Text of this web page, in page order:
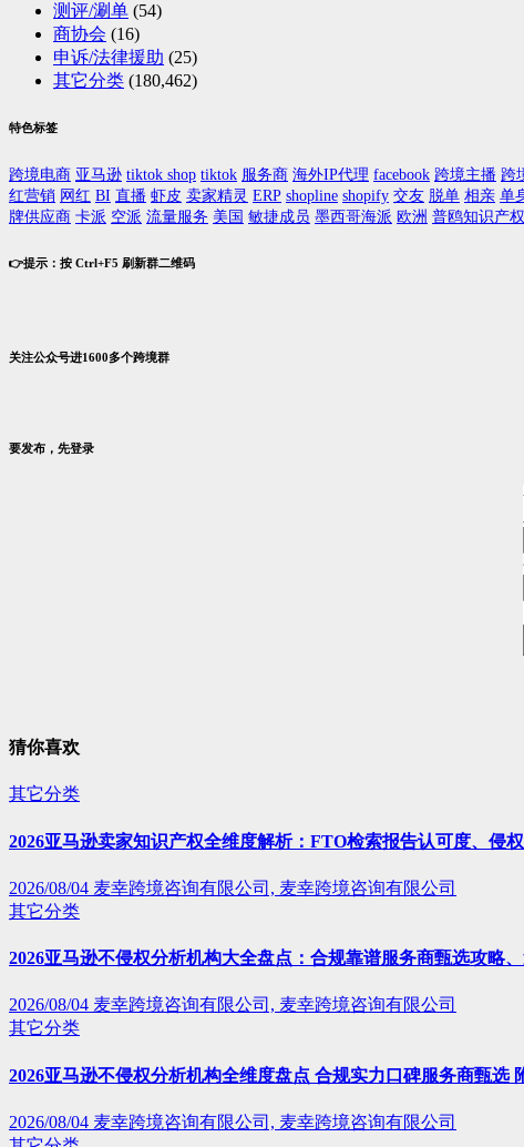
测评/涮单 (54)
商协会 (16)
申诉/法律援助 (25)
其它分类 (180,462)
特色标签
跨境电商 亚马逊 tiktok shop tiktok 服务商 海外IP代理 facebook 跨境主播 跨
红营销 网红 BI 直播 虾皮 卖家精灵 ERP shopline shopify 交友 脱单 相亲 单
牌供应商 卡派 空派 流量服务 美国 敏捷成员 墨西哥海派 欧洲 普鸥知识产权
👉提示：按 Ctrl+F5 刷新群二维码
关注公众号进1600多个跨境群
要发布，先登录
猜你喜欢
其它分类
2026亚马逊卖家知识产权全维度解析：FTO检索报告认可度、侵
2026/08/04 麦幸跨境咨询有限公司, 麦幸跨境咨询有限公司
其它分类
2026亚马逊不侵权分析机构大全盘点：合规靠谱服务商甄选攻略
2026/08/04 麦幸跨境咨询有限公司, 麦幸跨境咨询有限公司
其它分类
2026亚马逊不侵权分析机构全维度盘点 合规实力口碑服务商甄选
2026/08/04 麦幸跨境咨询有限公司, 麦幸跨境咨询有限公司